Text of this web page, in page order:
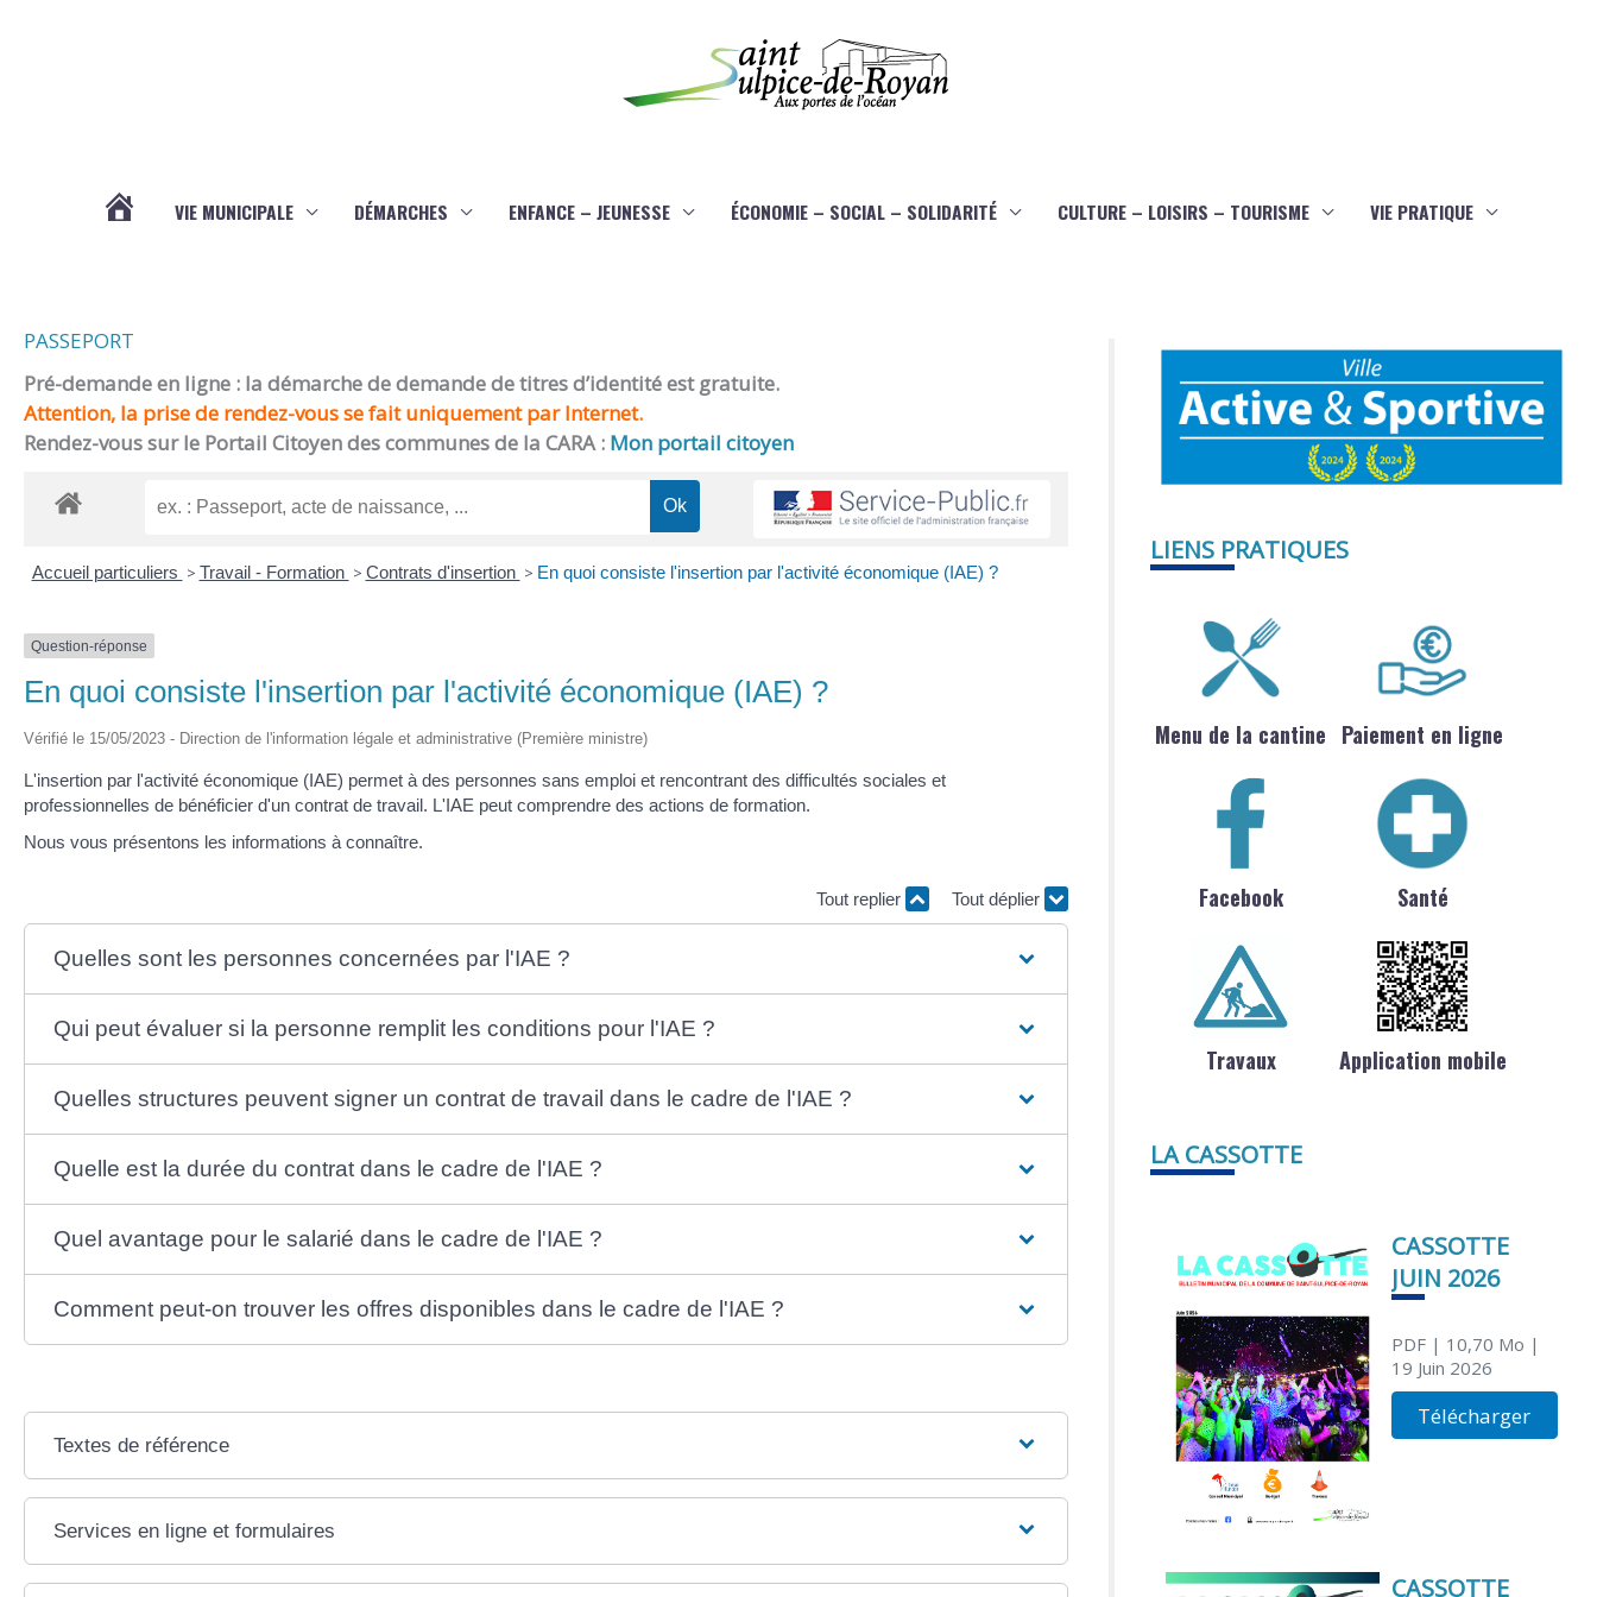
VIE MUNICIPALE DÉMARCHES ENFANCE – JEUNESSE ÉCONOMIE – SOCIAL – SOLIDARITÉ CULTURE – LOISIRS – TOURISME VIE PRATIQUE
PASSEPORT
Pré-demande en ligne : la démarche de demande de titres d’identité est gratuite.
Attention, la prise de rendez-vous se fait uniquement par Internet.
Rendez-vous sur le Portail Citoyen des communes de la CARA : Mon portail citoyen
Accueil particuliers > Travail - Formation > Contrats d'insertion > En quoi consiste l'insertion par l'activité économique (IAE) ?
Question-réponse
En quoi consiste l'insertion par l'activité économique (IAE) ?
Vérifié le 15/05/2023 - Direction de l'information légale et administrative (Première ministre)
L'insertion par l'activité économique (IAE) permet à des personnes sans emploi et rencontrant des difficultés sociales et
professionnelles de bénéficier d'un contrat de travail. L'IAE peut comprendre des actions de formation.
Nous vous présentons les informations à connaître.
Tout replier Tout déplier
Quelles sont les personnes concernées par l'IAE ?
Qui peut évaluer si la personne remplit les conditions pour l'IAE ?
Quelles structures peuvent signer un contrat de travail dans le cadre de l'IAE ?
Quelle est la durée du contrat dans le cadre de l'IAE ?
Quel avantage pour le salarié dans le cadre de l'IAE ?
Comment peut-on trouver les offres disponibles dans le cadre de l'IAE ?
Textes de référence
Services en ligne et formulaires
LIENS PRATIQUES
Menu de la cantine Paiement en ligne
Facebook Santé
Travaux Application mobile
LA CASSOTTE
CASSOTTE
JUIN 2026
PDF| 10,70 Mo |
19 Juin 2026
Télécharger
CASSOTTE